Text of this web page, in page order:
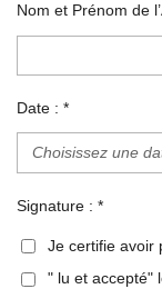
Nom et Prénom de
Date : *
Signature : *
Je certifie avoir
" lu et accepté"